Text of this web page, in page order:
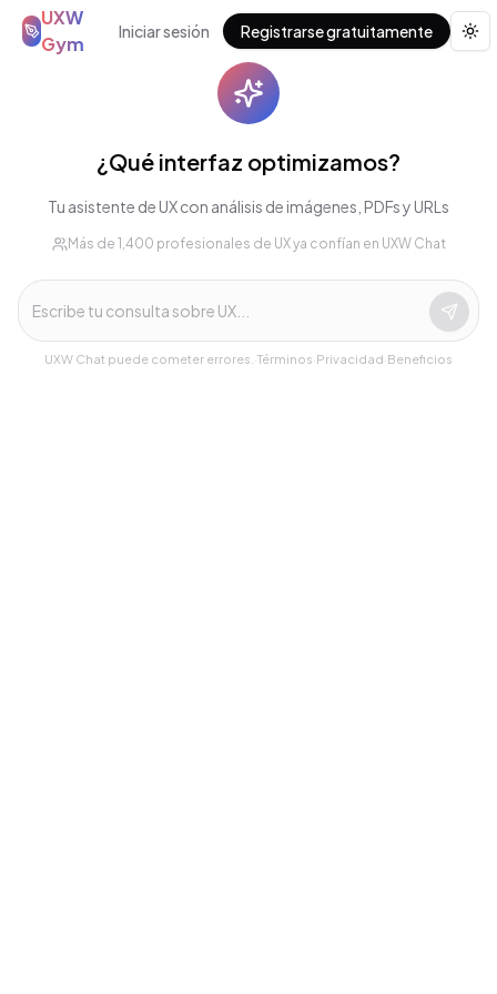
UXW
Gym
Iniciar sesión Registrarse gratuitamente
¿Qué interfaz optimizamos?
Tu asistente de UX con análisis de imágenes, PDFs y URLs
Más de 1,400 profesionales de UX ya confían en UXW Chat
UXW Chat puede cometer errores. ·Términos·Privacidad·Beneficios